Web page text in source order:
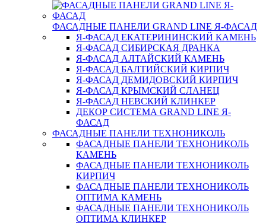
ФАСАДНЫЕ ПАНЕЛИ GRAND LINE Я-ФАСАД
Я-ФАСАД ЕКАТЕРИНИНСКИЙ КАМЕНЬ
Я-ФАСАД СИБИРСКАЯ ДРАНКА
Я-ФАСАД АЛТАЙСКИЙ КАМЕНЬ
Я-ФАСАД БАЛТИЙСКИЙ КИРПИЧ
Я-ФАСАД ДЕМИДОВСКИЙ КИРПИЧ
Я-ФАСАД КРЫМСКИЙ СЛАНЕЦ
Я-ФАСАД НЕВСКИЙ КЛИНКЕР
ДЕКОР СИСТЕМА GRAND LINE Я-
ФАСАД
ФАСАДНЫЕ ПАНЕЛИ ТЕХНОНИКОЛЬ
ФАСАДНЫЕ ПАНЕЛИ ТЕХНОНИКОЛЬ
КАМЕНЬ
ФАСАДНЫЕ ПАНЕЛИ ТЕХНОНИКОЛЬ
КИРПИЧ
ФАСАДНЫЕ ПАНЕЛИ ТЕХНОНИКОЛЬ
ОПТИМА КАМЕНЬ
ФАСАДНЫЕ ПАНЕЛИ ТЕХНОНИКОЛЬ
ОПТИМА КЛИНКЕР